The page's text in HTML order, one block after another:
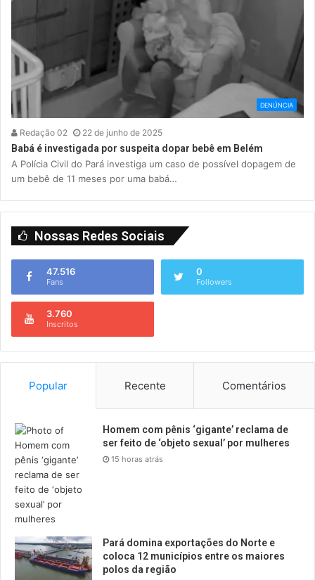
DENÚNCIA
Redação 02 22 de junho de 2025
Babá é investigada por suspeita dopar bebê em Belém
A Polícia Civil do Pará investiga um caso de possível dopagem de
um bebê de 11 meses por uma babá…
Nossas Redes Sociais
47.516
Fans
0
Followers
3.760
Inscritos
Popular Recente Comentários
Homem com pênis ‘gigante’ reclama de
ser feito de ‘objeto sexual’ por mulheres
15 horas atrás
Pará domina exportações do Norte e
coloca 12 municípios entre os maiores
polos da região